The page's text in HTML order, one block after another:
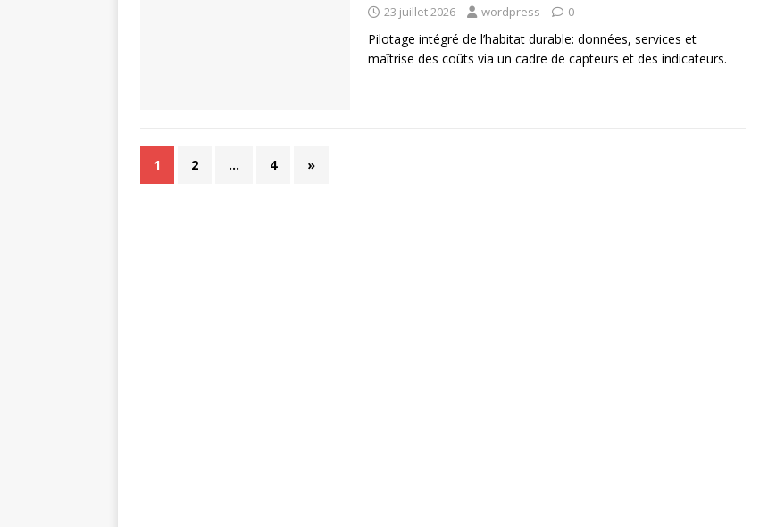
23 juillet 2026 wordpress 0
Pilotage intégré de l’habitat durable: données, services et
maîtrise des coûts via un cadre de capteurs et des indicateurs.
1 2 … 4 »